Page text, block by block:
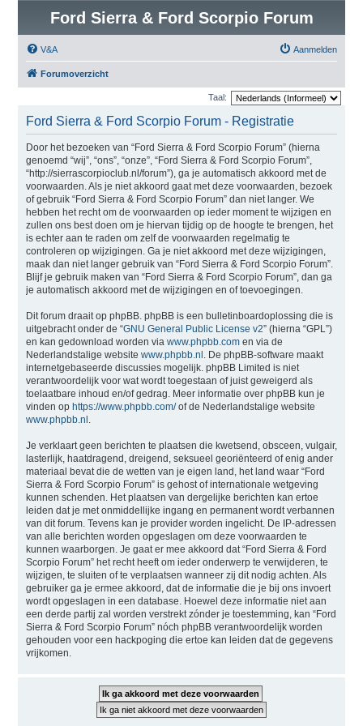
Ford Sierra & Ford Scorpio Forum
V&A Aanmelden
Forumoverzicht
Taal:
Ford Sierra & Ford Scorpio Forum - Registratie
Door het bezoeken van “Ford Sierra & Ford Scorpio Forum” (hierna
genoemd “wij”, “ons”, “onze”, “Ford Sierra & Ford Scorpio Forum”,
“http://sierrascorpioclub.nl/forum”), ga je automatisch akkoord met de
voorwaarden. Als je niet akkoord gaat met deze voorwaarden, bezoek
of gebruik “Ford Sierra & Ford Scorpio Forum” dan niet langer. We
hebben het recht om de voorwaarden op ieder moment te wijzigen en
zullen ons best doen om je hiervan tijdig op de hoogte te brengen, het
is echter aan te raden om zelf de voorwaarden regelmatig te
controleren op wijzigingen. Ga je niet akkoord met deze wijzigingen,
maak dan niet langer gebruik van “Ford Sierra & Ford Scorpio Forum”.
Blijf je gebruik maken van “Ford Sierra & Ford Scorpio Forum”, dan ga
je automatisch akkoord met de wijzigingen en of toevoegingen.
Dit forum draait op phpBB. phpBB is een bulletinboardoplossing die is
uitgebracht onder de “GNU General Public License v2” (hierna “GPL”)
en kan gedownload worden via www.phpbb.comen via de
Nederlandstalige website www.phpbb.nl . De phpBB-software maakt
internetgebaseerde discussies mogelijk. phpBB Limited is niet
verantwoordelijk voor wat wordt toegestaan of juist geweigerd als
toelaatbare inhoud en/of gedrag. Meer informatie over phpBB kun je
vinden op https://www.phpbb.com/of de Nederlandstalige website
www.phpbb.nl .
Je verklaart geen berichten te plaatsen die kwetsend, obsceen, vulgair,
lasterlijk, haatdragend, dreigend, seksueel georiënteerd of enig ander
materiaal bevat die de wetten van je eigen land, het land waar “Ford
Sierra & Ford Scorpio Forum” is gehost of internationale wetgeving
kunnen schenden. Het plaatsen van dergelijke berichten kan ertoe
leiden dat je met onmiddellijke ingang en permanent wordt verbannen
van dit forum. Tevens kan je provider worden ingelicht. De IP-adressen
van alle berichten worden opgeslagen om deze voorwaarden te
kunnen waarborgen. Je gaat er mee akkoord dat “Ford Sierra & Ford
Scorpio Forum” het recht heeft om ieder onderwerp te verwijderen, te
wijzigen, te sluiten of te verplaatsen wanneer zij dit nodig achten. Als
gebruiker ga je ermee akkoord, dat de informatie die je bij ons invoert
wordt opgeslagen in een database. Hoewel deze informatie niet aan
een derde partij zal worden verstrekt zónder je toestemming, kan “Ford
Sierra & Ford Scorpio Forum” nóch phpBB verantwoordelijk worden
gehouden voor een hackpoging die ertoe kan leiden dat de gegevens
vrijkomen.